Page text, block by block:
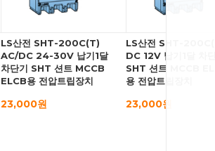
LS산전 SHT-200C(T)
AC/DC 24-30V 납기1달
차단기 SHT 션트 MCCB
ELCB용 전압트립장치
23,000원
LS산전 SHT-
DC 12V 납기1달 차
SHT 션트 MCCB
용 전압트립장치
23,000원